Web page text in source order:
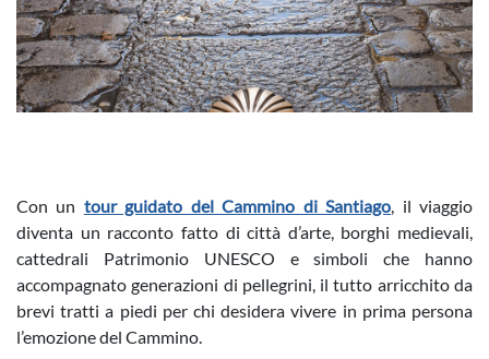
Con un tour guidato del Cammino di Santiago, il viaggio
diventa un racconto fatto di città d’arte, borghi medievali,
cattedrali Patrimonio UNESCO e simboli che hanno
accompagnato generazioni di pellegrini, il tutto arricchito da
brevi tratti a piedi per chi desidera vivere in prima persona
l’emozione del Cammino.